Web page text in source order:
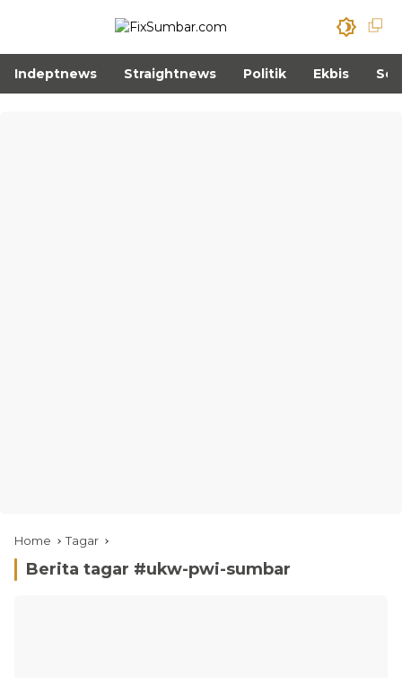
Indeptnews Straightnews Politik Ekbis
Home Tagar
Berita tagar #ukw-pwi-sumbar